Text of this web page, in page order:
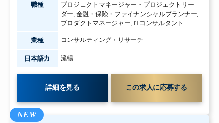
職種
プロジェクトマネージャー・プロジェクトリー
ダー, 金融・保険・ファイナンシャルプランナー,
プロダクトマネージャー, ITコンサルタント
業種 コンサルティング・リサーチ
日本語力 流暢
詳細を見る この求人に応募する
NEW